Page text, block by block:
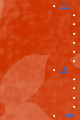
AG
LU
Bern